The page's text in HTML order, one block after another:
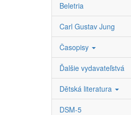
Beletria
Carl Gustav Jung
Časopisy
Ďalšie vydavateľstvá
Dětská literatura
DSM-5